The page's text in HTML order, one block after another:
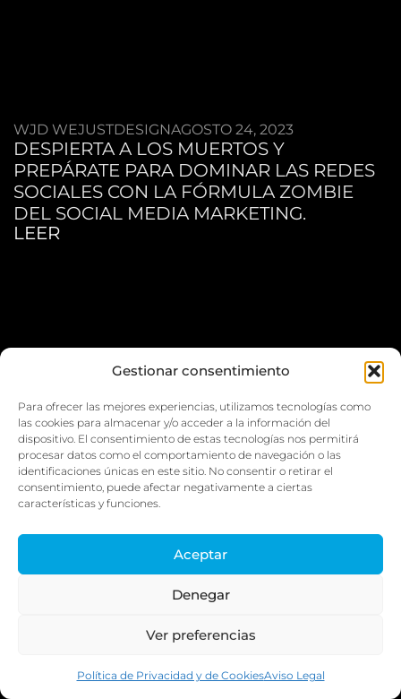
Gestionar consentimiento
Para ofrecer las mejores experiencias, utilizamos tecnologías como
las cookies para almacenar y/o acceder a la información del
dispositivo. El consentimiento de estas tecnologías nos permitirá
procesar datos como el comportamiento de navegación o las
identificaciones únicas en este sitio. No consentir o retirar el
consentimiento, puede afectar negativamente a ciertas
características y funciones.
Aceptar
Denegar
Ver preferencias
Política de Privacidad y de CookiesAviso Legal
WJD WEJUSTDESIGNAGOSTO 24, 2023
DESPIERTA A LOS MUERTOS Y
PREPÁRATE PARA DOMINAR LAS REDES
SOCIALES CON LA FÓRMULA ZOMBIE
DEL SOCIAL MEDIA MARKETING.
LEER
C. HIJOSAAGOSTO 24, 2023
DESPIERTA A LOS MUERTOS Y
PREPÁRATE PARA DOMINAR LAS REDES
SOCIALES CON LA FÓRMULA ZOMBIE
DEL SOCIAL MEDIA MARKETING.
LEER